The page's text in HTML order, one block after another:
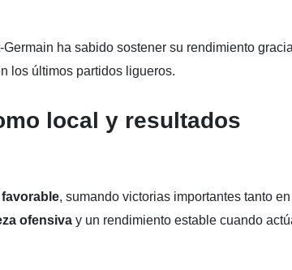
Germain ha sabido sostener su rendimiento
los últimos partidos ligueros.
local y resultados
, sumando victorias importantes tanto
ofensiva y un rendimiento estable cuando